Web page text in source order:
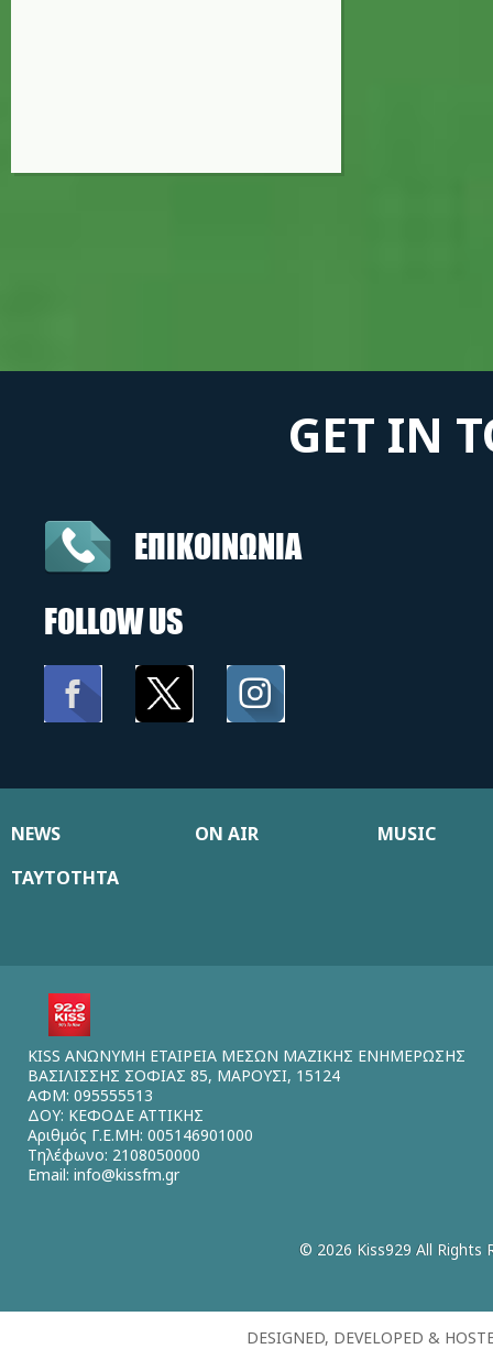
GET IN
ΕΠΙΚΟΙΝΩΝΙΑ
FOLLOW US
NEWS ON AIR
MUSIC
ΤΑΥΤΟΤΗΤΑ
KISS ΑΝΩΝΥΜΗ ΕΤΑΙΡΕΙΑ ΜΕΣΩΝ ΜΑΖΙΚΗΣ ΕΝΗΜΕΡΩΣΗΣ
ΒΑΣΙΛΙΣΣΗΣ ΣΟΦΙΑΣ 85, ΜΑΡΟΥΣΙ, 15124
ΑΦΜ: 095555513
ΔΟΥ: ΚΕΦΟΔΕ ΑΤΤΙΚΗΣ
Αριθμός Γ.Ε.ΜΗ: 005146901000
Τηλέφωνο: 2108050000
Email: info@kissfm.gr
© 2026 Kiss929 All Rights
DESIGNED, DEVELOPED &